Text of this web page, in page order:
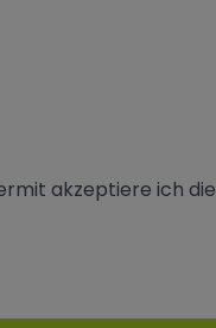
akzeptiere ich die